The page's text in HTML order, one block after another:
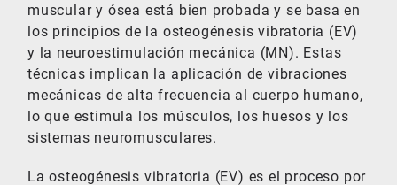
muscular y ósea está bien probada y se basa en
los principios de la osteogénesis vibratoria (EV)
y la neuroestimulación mecánica (MN). Estas
técnicas implican la aplicación de vibraciones
mecánicas de alta frecuencia al cuerpo humano,
lo que estimula los músculos, los huesos y los
sistemas neuromusculares.
La osteogénesis vibratoria (EV) es el proceso por